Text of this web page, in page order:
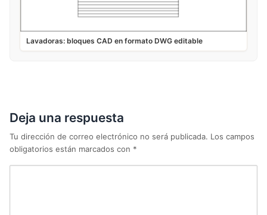
Lavadoras: bloques CAD en formato DWG editable
Deja una respuesta
Tu dirección de correo electrónico no será publicada. Los campos
obligatorios están marcados con *